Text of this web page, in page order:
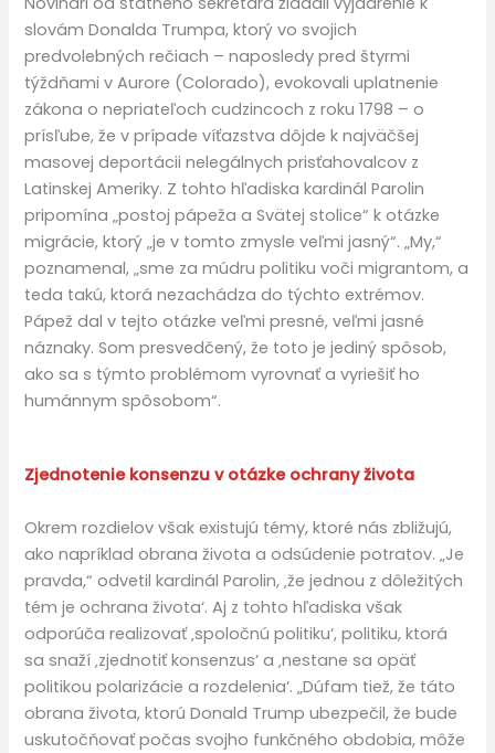
slovám Donalda Trumpa, ktorý vo svojich
predvolebných rečiach – naposledy pred štyrmi
týždňami v Aurore (Colorado), evokovali uplatnenie
zákona o nepriateľoch cudzincoch z roku 1798 – o
prísľube, že v prípade víťazstva dôjde k najväčšej
masovej deportácii nelegálnych prisťahovalcov z
Latinskej Ameriky. Z tohto hľadiska kardinál Parolin
pripomína „postoj pápeža a Svätej stolice“ k otázke
migrácie, ktorý „je v tomto zmysle veľmi jasný“. „My,“
poznamenal, „sme za múdru politiku voči migrantom, a
teda takú, ktorá nezachádza do týchto extrémov.
Pápež dal v tejto otázke veľmi presné, veľmi jasné
náznaky. Som presvedčený, že toto je jediný spôsob,
ako sa s týmto problémom vyrovnať a vyriešiť ho
humánnym spôsobom“.
Zjednotenie konsenzu v otázke ochrany života
Okrem rozdielov však existujú témy, ktoré nás zbližujú,
ako napríklad obrana života a odsúdenie potratov. „Je
pravda,“ odvetil kardinál Parolin, ‚že jednou z dôležitých
tém je ochrana života‘. Aj z tohto hľadiska však
odporúča realizovať ‚spoločnú politiku‘, politiku, ktorá
sa snaží ‚zjednotiť konsenzus‘ a ‚nestane sa opäť
politikou polarizácie a rozdelenia‘. „Dúfam tiež, že táto
obrana života, ktorú Donald Trump ubezpečil, že bude
uskutočňovať počas svojho funkčného obdobia, môže